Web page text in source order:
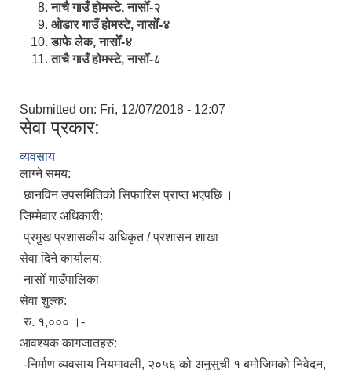
नाचै गाउँ होमस्टे, नासोँ-२
ओ‍‍‌डार गाउँ होमस्टे, नासोँ-४
डाफे लेक, नासोँ-४
ताचै गाउँ होमस्टे, नासोँ-८
Submitted on: Fri, 12/07/2018 - 12:07
सेवा प्रकार:
व्यवसाय
लाग्ने समय:
छानविन उपसमितिको सिफारिस प्राप्त भएपछि ।
जिम्मेवार अधिकारी:
प्रमुख प्रशासकीय अधिकृत / प्रशासन शाखा
सेवा दिने कार्यालय:
नासोँ गाउँपालिका
सेवा शुल्क:
रु. १,००० ।-
आवश्यक कागजातहरु:
-निर्माण व्यवसाय नियमावली, २०५६ को अनुसुची १ बमोजिमको निवेदन,